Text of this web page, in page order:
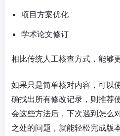
项目方案优化
学术论文修订
相比传统人工核查方式，能够
如果只是简单核对内容，可以
确找出所有修改记录，则推荐
会这些方法后，下次遇到怎么
之处的问题，就能轻松完成版